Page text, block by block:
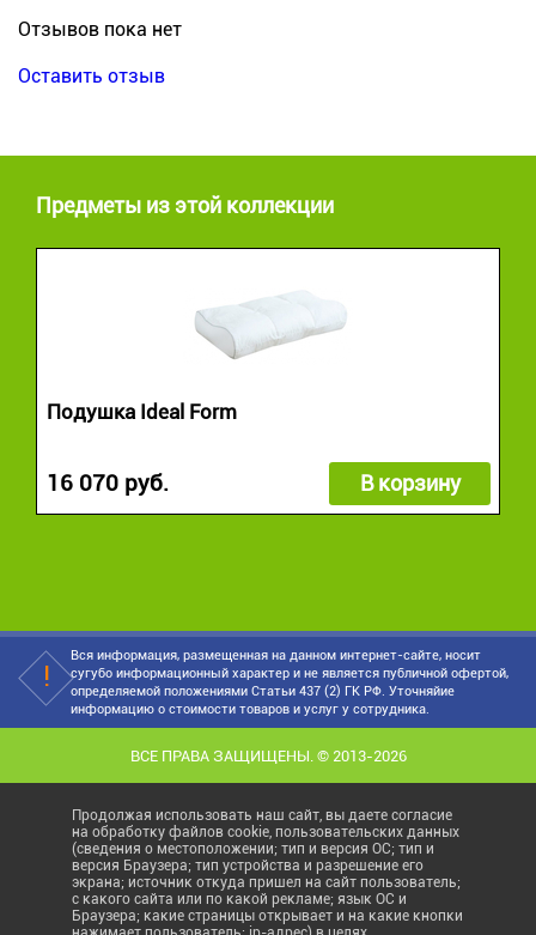
Отзывов пока нет
Оставить отзыв
Предметы из этой коллекции
Подушка Ideal Form
16 070 руб. В корзину
Вся информация, размещенная на данном интернет-сайте, носит
сугубо информационный характер и не является публичной офертой,
определяемой положениями Статьи 437 (2) ГК РФ. Уточняйие
информацию о стоимости товаров и услуг у сотрудника.
ВСЕ ПРАВА ЗАЩИЩЕНЫ. © 2013-2026
Продолжая использовать наш сайт, вы даете согласие
на обработку файлов cookie, пользовательских данных
(сведения о местоположении; тип и версия ОС; тип и
версия Браузера; тип устройства и разрешение его
экрана; источник откуда пришел на сайт пользователь;
с какого сайта или по какой рекламе; язык ОС и
Браузера; какие страницы открывает и на какие кнопки